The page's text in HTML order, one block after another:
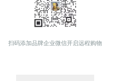
扫码添加品牌企业微信开启远程购物